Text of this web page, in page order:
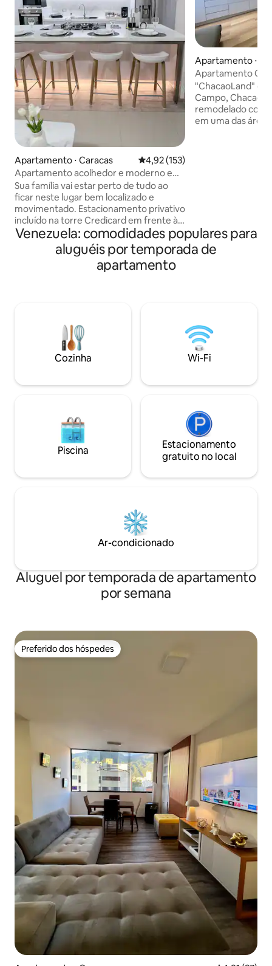
Apartamento ⋅ Caracas 4,92 de uma avaliação média de
4,92 (153)
Apartamento acolhedor e moderno em
Caracas, chacao
Sua família vai estar perto de tudo ao
ficar neste lugar bem localizado e
movimentado. Estacionamento privativo
incluído na torre Credicard em frente à
acomodação, do outro lado da rua, com
horário de funcionamento das 6h às 21h,
domingo e feriados fechados. Água
independente 24 horas, 7 dias por
restaurantes, lojas, BECO, EPA,
farmácias, casas noturnas,
supermercados, parques, hotéis, etc.
Apartamento ⋅
Apartamento
estacionamento
"ChacaoLand" é a
Campo, Chacao.
remodelado
em uma das
a experiência de
ChacaoLand
Venezuela: comodidades populares para
aluguéis por temporada de
apartamento
Cozinha Wi-Fi
Piscina
Estacionamento
gratuito no local
Ar-condicionado
Aluguel por temporada de apartamento
por semana
Preferido dos hóspedes
Preferido dos hóspedes